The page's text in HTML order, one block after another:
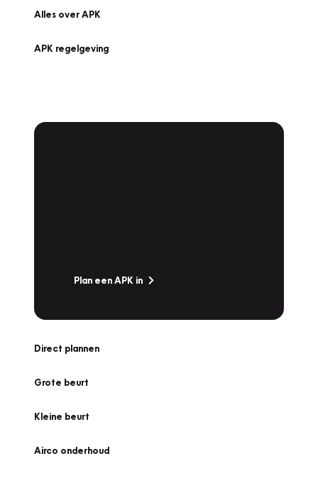
Alles over APK
APK regelgeving
Plan een APK in
Direct plannen
Grote beurt
Kleine beurt
Airco onderhoud